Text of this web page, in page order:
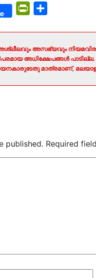
PrintFriendly
അശ്ലീലവും അസഭ്യവും
അധിക്ഷേപങ്ങൾ
മാത്രമാണ്,
published. Required